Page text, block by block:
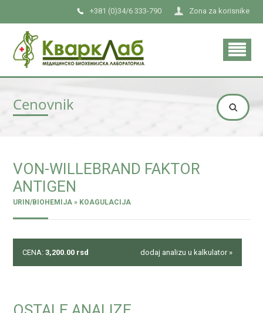
Zona za korisnike
+381 (0)34/6 333-790
Cenovnik
VON-WILLEBRAND FAKTOR
ANTIGEN
URIN/BIOHEMIJA » KOAGULACIJA
CENA: 3,200.00 rsd dodaj analizu u kalkulator »